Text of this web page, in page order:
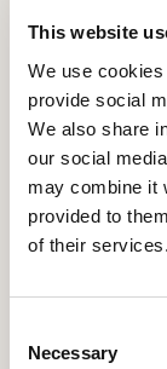
This website
We use
provide social
We also share
our social
may combine it
provided to
of their services.
Selection
Necessary
kende
Får
økologiske